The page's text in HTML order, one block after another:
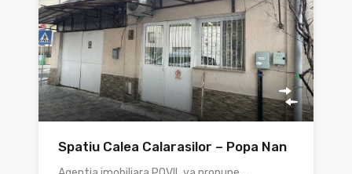
Spatiu Calea Calarasilor – Popa Nan